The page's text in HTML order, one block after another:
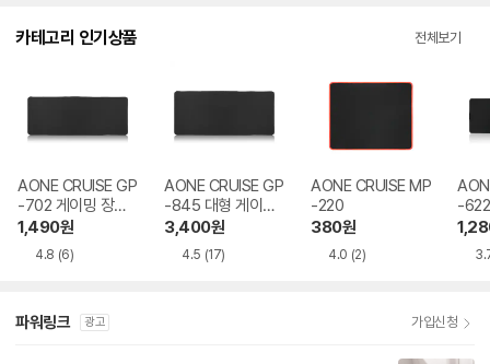
카테고리 인기상품 전체보기
AONE CRUISE GP
-702 게이밍 장패
드
1,490원
4.8 (6)
AONE CRUISE GP
-845 대형 게이밍
장패드
3,400원
4.5 (17)
AONE CRUISE MP
-220
380원
4.0 (2)
-622
파워링크 광고 가입신청